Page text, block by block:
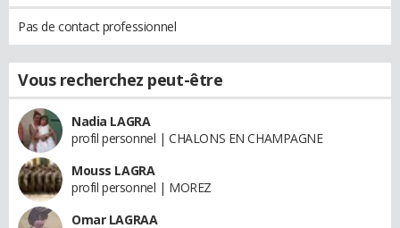
Pas de contact professionnel
Vous recherchez peut-être
Nadia LAGRA
profil personnel | CHALONS EN CHAMPAGNE
Mouss LAGRA
profil personnel | MOREZ
Omar LAGRAA